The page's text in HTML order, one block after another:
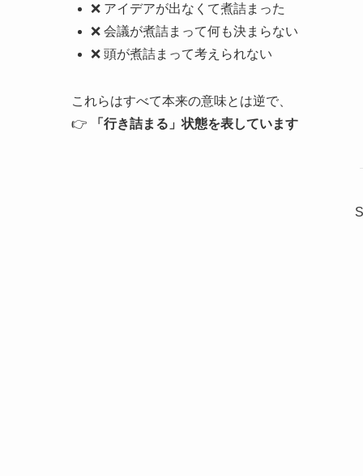
❌ アイデアが出なくて煮詰まった
❌ 会議が煮詰まって何も決まらない
❌ 頭が煮詰まって考えられない
これらはすべて本来の意味とは逆で、
👉
「行き詰まる」状態を表しています